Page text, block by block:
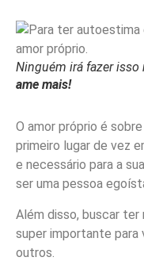
Ninguém irá fazer isso
ame mais!
O amor próprio é
primeiro lugar de vez
e necessário para a
ser uma pessoa
Além disso, buscar
super importante para
outros.